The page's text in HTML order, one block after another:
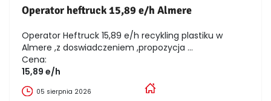
Operator heftruck 15,89 e/h Almere
Operator Heftruck 15,89 e/h recykling plastiku w
Almere ,z doswiadczeniem ,propozycja ...
Cena:
15,89 e/h
05 sierpnia 2026